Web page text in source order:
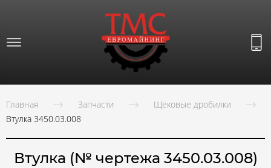
Главная Запчасти
Щековые дробилки
Втулка 3450.03.008
Втулка (№ чертежа 3450.03.008)